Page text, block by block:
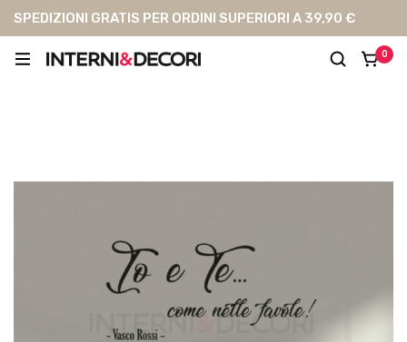
SPEDIZIONI GRATIS PER ORDINI SUPERIORI A 39,90 €
0